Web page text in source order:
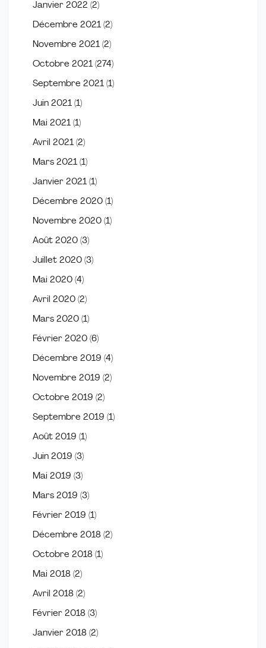
Janvier 2022 (2)
Décembre 2021 (2)
Novembre 2021 (2)
Octobre 2021 (274)
Septembre 2021 (1)
Juin 2021 (1)
Mai 2021 (1)
Avril 2021 (2)
Mars 2021 (1)
Janvier 2021 (1)
Décembre 2020 (1)
Novembre 2020 (1)
Août 2020 (3)
Juillet 2020 (3)
Mai 2020 (4)
Avril 2020 (2)
Mars 2020 (1)
Février 2020 (6)
Décembre 2019 (4)
Novembre 2019 (2)
Octobre 2019 (2)
Septembre 2019 (1)
Août 2019 (1)
Juin 2019 (3)
Mai 2019 (3)
Mars 2019 (3)
Février 2019 (1)
Décembre 2018 (2)
Octobre 2018 (1)
Mai 2018 (2)
Avril 2018 (2)
Février 2018 (3)
Janvier 2018 (2)